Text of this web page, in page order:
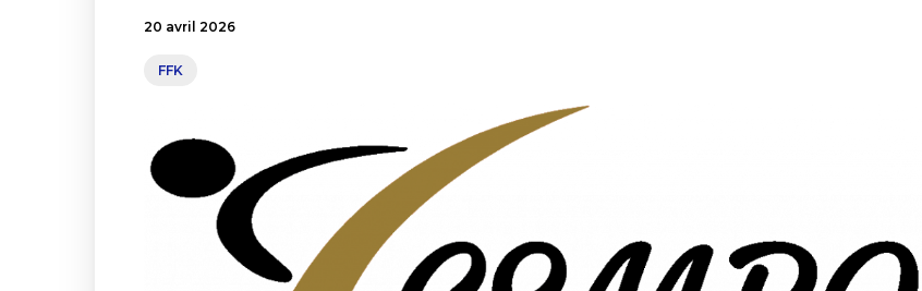
20 avril 2026
FFK